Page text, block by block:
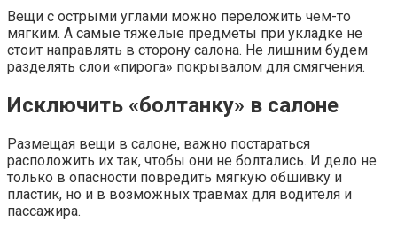
Вещи с острыми углами можно переложить чем-то
мягким. А самые тяжелые предметы при укладке не
стоит направлять в сторону салона. Не лишним будем
разделять слои «пирога» покрывалом для смягчения.
Исключить «болтанку» в салоне
Размещая вещи в салоне, важно постараться
расположить их так, чтобы они не болтались. И дело не
только в опасности повредить мягкую обшивку и
пластик, но и в возможных травмах для водителя и
пассажира.